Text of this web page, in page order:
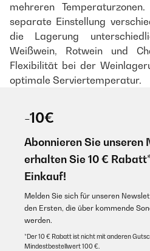
mehreren
separate Einstellung
die Lagerung
Weißwein, Rotwein und
Flexibilität bei der
optimale Serviertemperatur.
-10€
Abonnieren Sie unseren
erhalten Sie 10 €
Einkauf!
Melden Sie sich für unseren
den Ersten, die über kommende
werden.
*Der 10 € Rabatt ist nicht mit anderen
Mindestbestellwert 100 €.